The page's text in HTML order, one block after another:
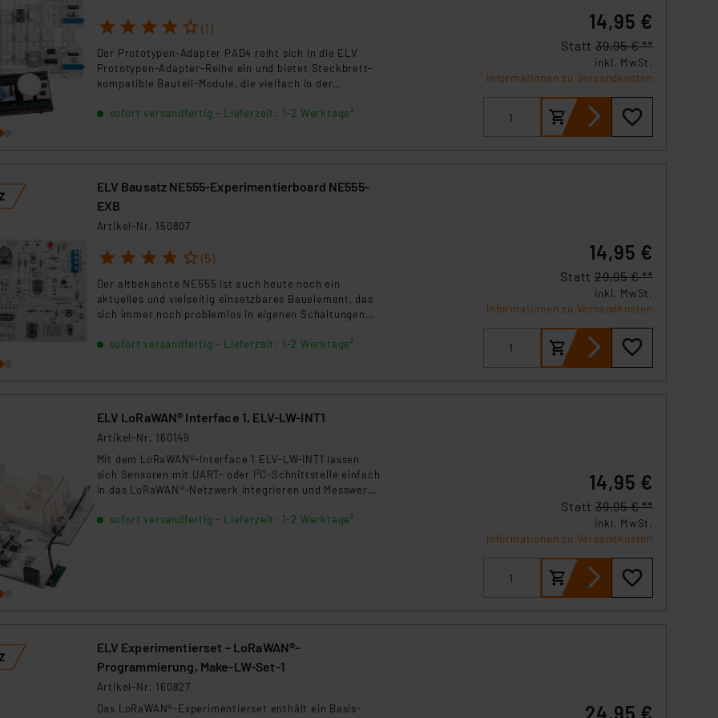
der EU. Dies bedeutet, dass die USA als Land mit unzureichendem
eingestuft wird. So besteht etwa das Risiko, dass US-Behörden personenbezogene
verarbeiten, ohne dass hiergegen Klagemöglichkeiten für Europäer bestehen.
Dienstleistern stützt sich auf die Standarddatenschutzklauseln der Europäischen
Beurteilung der mit der Datenübermittlung, insbesondere der Art der übermittelten
1 2 3 4 5 (1)
Der Prototypen-Adapter PAD4 reiht sich in die ELV
Prototypen-Adapter-Reihe ein und bietet Steckbrett-
kompatible Bauteil-Module, die vielfach in der
sofort versandfertig - Lieferzeit: 1-2 Werktage²
14,95 €
Statt 39,95 € **
inkl. MwSt.
Informationen zu Versandkosten
ELV Bausatz NE555-Experimentierboard NE555-
EXB
Artikel-Nr. 150807
1 2 3 4 5 (5)
Der altbekannte NE555 ist auch heute noch ein
aktuelles und vielseitig einsetzbares Bauelement, das
sich immer noch problemlos in eigenen Schaltungen
die Möglichkeit, sich mit den Möglichkeiten des
sofort versandfertig - Lieferzeit: 1-2 Werktage²
14,95 €
Statt 29,95 € **
inkl. MwSt.
Informationen zu Versandkosten
ELV LoRaWAN® Interface 1, ELV-LW-INT1
Artikel-Nr. 160149
Mit dem LoRaWAN®-Interface 1 ELV-LW-INT1 lassen
sich Sensoren mit UART- oder I²C-Schnittstelle einfach
in das LoRaWAN®-Netzwerk integrieren und Messwerte
verfügbar machen.
sofort versandfertig - Lieferzeit: 1-2 Werktage²
14,95 €
Statt 39,95 € **
inkl. MwSt.
Informationen zu Versandkosten
ELV Experimentierset – LoRaWAN®-
Programmierung, Make-LW-Set-1
Artikel-Nr. 160827
Das LoRaWAN®-Experimentierset enthält ein Basis-
24,95 €